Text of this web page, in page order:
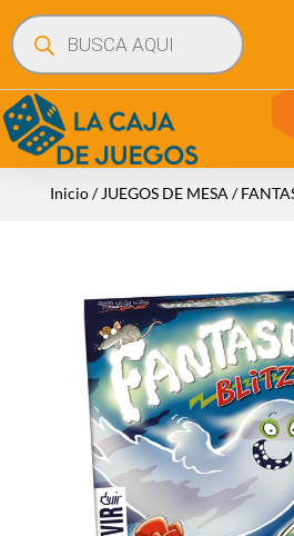
Búsqueda
de
productos
Inicio/ JUEGOS DE MESA /